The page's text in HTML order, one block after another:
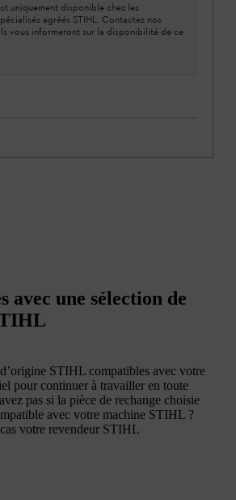
uniquement disponible chez les
agréés STIHL. Contactez nos
vous informeront sur la disponibilité de ce
avec une sélection de
STIHL compatibles avec votre
pour continuer à travailler en toute
pas si la pièce de rechange choisie
avec votre machine STIHL ?
votre revendeur STIHL